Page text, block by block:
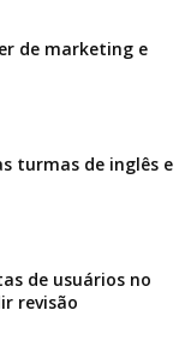
de marketing e
turmas de inglês e
de usuários no
revisão